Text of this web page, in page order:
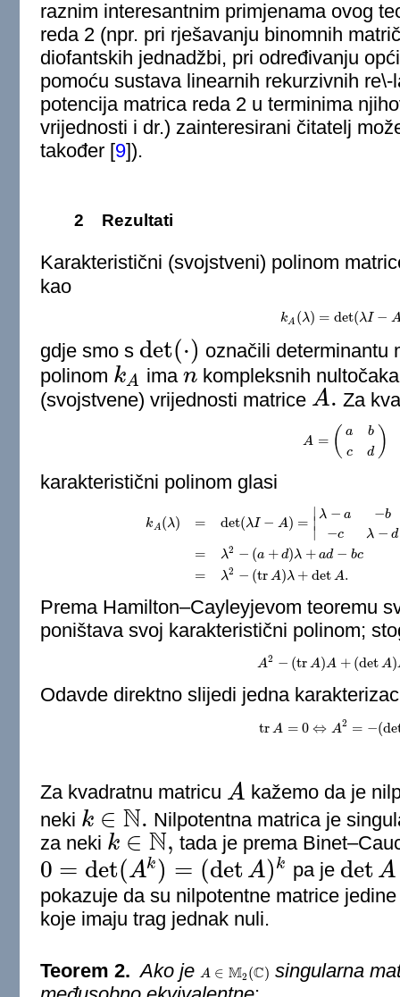
raznim interesantnim primjenama ovog
reda 2 (npr. pri rješavanju binomnih
diofantskih jednadžbi, pri određivanju
pomoću sustava linearnih rekurzivnih
potencija matrica reda 2 u terminima
vrijednosti i dr.) zainteresirani čitatelj
također [9]).
2 Rezultati
Karakteristični (svojstveni) polinom
kao
k A (λ) = det(λI −
kA (λ) =det(λI− A),
gdje smo s det(⋅)
det(⋅)
označili determinantu
polinom kA
kA ima n
n
kompleksnih
(svojstvene) vrijednosti matrice A.
A. Za
A = ( a
c
b
d )
A =(
karakteristični polinom glasi
k A (λ)
=
=
=
det(λI − A) =
∣
∣
∣
λ − a
−c
−b
λ − d
λ2 − (a + d)λ + ad − bc
λ2 − (tr A)λ + det A.
=| − −
Prema Hamilton–Cayleyjevom teoremu
poništava svoj karakteristični polinom;
A2 − (tr A)A + (det A)
A2−(trA)A+( detA) I=0.
Odavde direktno slijedi jedna
tr A = 0 ⇔ A2 = −(
tr A=0⇔A2 =−( detA)I.
Za kvadratnu matricu A
A
kažemo da je
neki k ∈ N.
k∈ N.
Nilpotentna matrica je
za neki k ∈ N,
k∈ N, tada je prema
0 = det(Ak) = (det A) k
0= det(A k)=(detA k pa je det A
detA=0.
pokazuje da su nilpotentne matrice
koje imaju trag jednak nuli.
Teorem 2. Ako jeA ∈ M2 (C)
A∈M 2(C)
singularna